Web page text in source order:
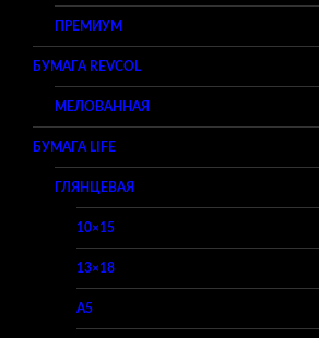
ПРЕМИУМ
БУМАГА REVCOL
МЕЛОВАННАЯ
БУМАГА LIFE
ГЛЯНЦЕВАЯ
10×15
13×18
A5